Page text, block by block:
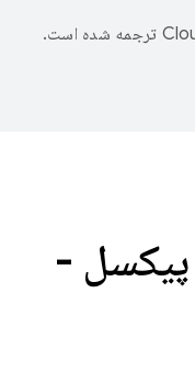
ترجمه شده است.
پیکسل -